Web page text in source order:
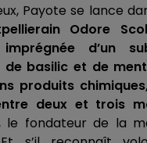
Payote se lance
Odore
imprégnée d’un
de basilic et de
produits
deux et trois
le fondateur de la